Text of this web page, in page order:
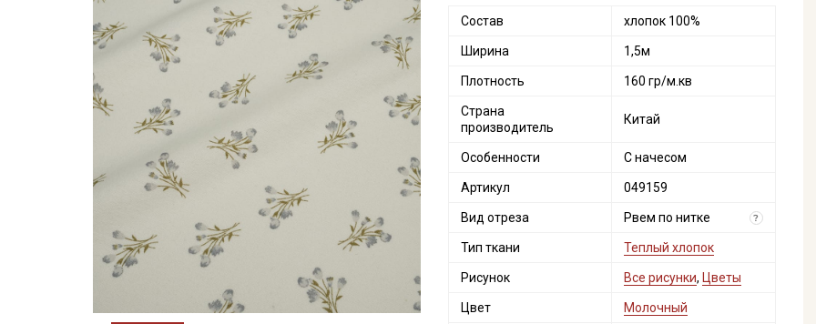
Состав хлопок 100%
Ширина 1,5м
Плотность 160 гр/м.кв
Страна
производитель
Китай
Особенности С начесом
Артикул 049159
Вид отреза Рвем по нитке ?
Тип ткани Теплый хлопок
Рисунок Все рисунки, Цветы
Цвет Молочный